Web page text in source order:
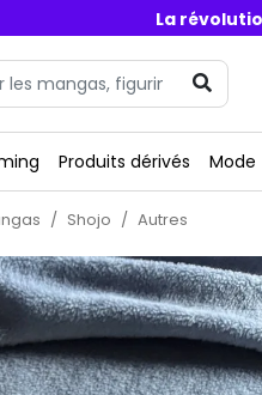
La
Produits dérivés Mode
Shojo Autres